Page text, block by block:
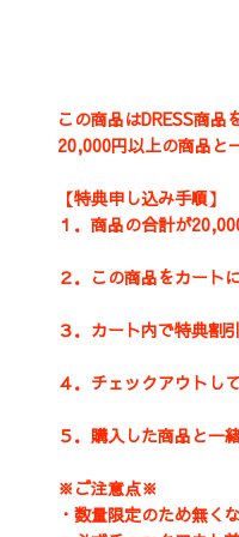
この商品はDRESS商品
20,000円以上の商品と
【特典申し込み手順】
１．商品の合計が
２．この商品をカート
３．カート内で特典割
４．チェックアウトし
５．購入した商品と一
※ご注意点※
・数量限定のため無く